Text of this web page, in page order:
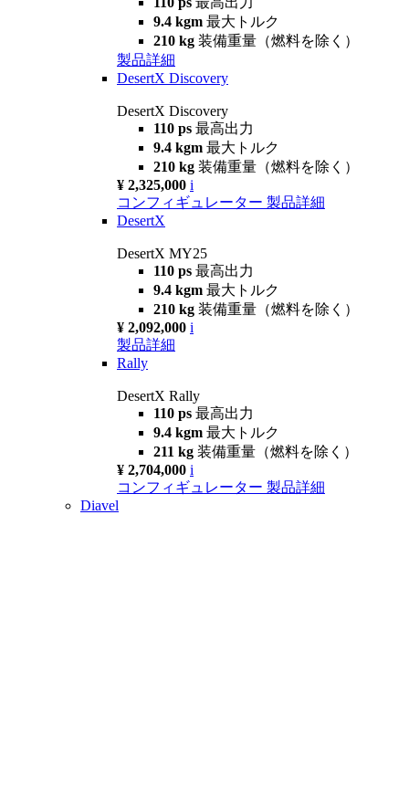
9.4 kgm 最大トルク
210 kg 装備重量（燃料を除く）
製品詳細
DesertX Discovery
DesertX Discovery
110 ps 最高出力
9.4 kgm 最大トルク
210 kg 装備重量（燃料を除く）
¥ 2,325,000 i
コンフィギュレーター 製品詳細
DesertX
DesertX MY25
110 ps 最高出力
9.4 kgm 最大トルク
210 kg 装備重量（燃料を除く）
¥ 2,092,000 i
製品詳細
Rally
DesertX Rally
110 ps 最高出力
9.4 kgm 最大トルク
211 kg 装備重量（燃料を除く）
¥ 2,704,000 i
コンフィギュレーター 製品詳細
Diavel